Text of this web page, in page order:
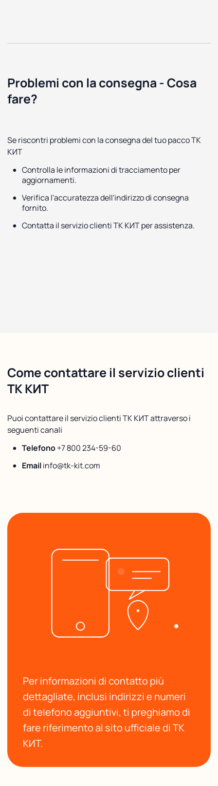
Problemi con la consegna - Cosa
fare?
Se riscontri problemi con la consegna del tuo pacco ТК
КИТ
Controlla le informazioni di tracciamento per
aggiornamenti.
Verifica l'accuratezza dell'indirizzo di consegna
fornito.
Contatta il servizio clienti ТК КИТ per assistenza.
Come contattare il servizio clienti
ТК КИТ
Puoi contattare il servizio clienti ТК КИТ attraverso i
seguenti canali
Telefono+7 800 234-59-60
Emailinfo@tk-kit.com
Per informazioni di contatto più
dettagliate, inclusi indirizzi e numeri
di telefono aggiuntivi, ti preghiamo di
fare riferimento al sito ufficiale di ТК
КИТ.